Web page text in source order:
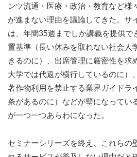
ンツ流通・医療・政治・教育など様
が進まない理由を議論してきた。サ
は、年間35週までしか講義を提供で
置基準（長い休みを取れない社会人
きるのに）、出席管理に厳密性を求
大学では代返が横行しているのに）
著作物利用を禁止する業界ガイドラ
条があるのに）などが壁になってい
が一つ一つあらわになった。
セミナーシリーズを終え、これらの